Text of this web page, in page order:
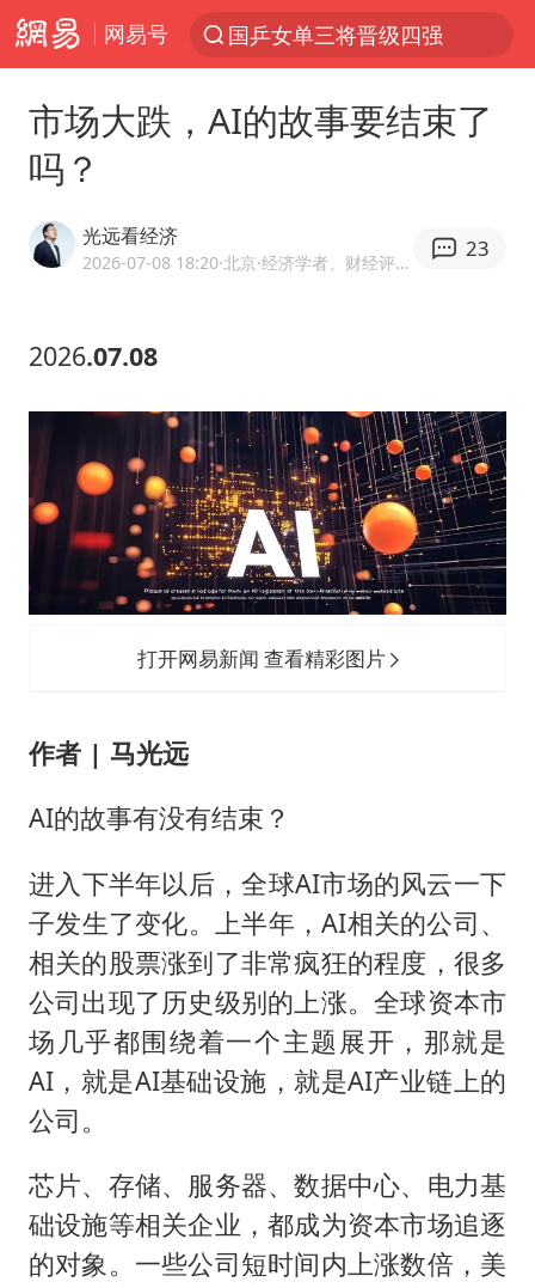
网易号
国乒女单三将晋级四强
光影经济撬动暑期消费新蓝海
马克·艾伦退出斯诺克中国公开赛
上四休三，但降薪1000元，你接受吗？
杭州全市有序停课
商场现钱学森巨幅海报 负责人回应
36岁男演员成景区NPC后人气爆棚
全民健身事业高质量发展
台当局重金为“台独”织“皇帝新衣”
乐享全民健身 共筑健康中国
市场大跌，AI的故事要结束了
吗？
光远看经济
2026-07-08 18:20·北京 ·经济学者、财经评论员
23
2026.07.08
打开网易新闻 查看精彩图片
作者 | 马光远
AI的故事有没有结束？
进入下半年以后，全球AI市场的风云一下
子发生了变化。上半年，AI相关的公司、
相关的股票涨到了非常疯狂的程度，很多
公司出现了历史级别的上涨。全球资本市
场几乎都围绕着一个主题展开，那就是
AI，就是AI基础设施，就是AI产业链上的
公司。
芯片、存储、服务器、数据中心、电力基
础设施等相关企业，都成为资本市场追逐
的对象。一些公司短时间内上涨数倍，美